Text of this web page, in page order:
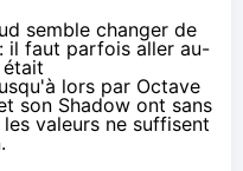
semble changer de
il faut parfois aller au-
lors par Octave
son Shadow ont sans
valeurs ne suffisent